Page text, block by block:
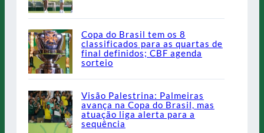
Copa do Brasil tem os 8
classificados para as quartas de
final definidos; CBF agenda
sorteio
Visão Palestrina: Palmeiras
avança na Copa do Brasil, mas
atuação liga alerta para a
sequência